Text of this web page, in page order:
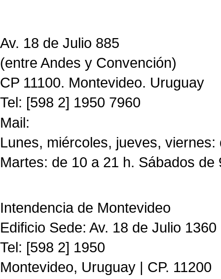
Av. 18 de Julio 885
(entre Andes y Convención)
CP 11100. Montevideo. Uruguay
Tel: [598 2] 1950 7960
Mail:
Lunes, miércoles, jueves, viernes:
Martes: de 10 a 21 h. Sábados de
Intendencia de Montevideo
Edificio Sede: Av. 18 de Julio 1360
Tel: [598 2] 1950
Montevideo, Uruguay | CP. 11200